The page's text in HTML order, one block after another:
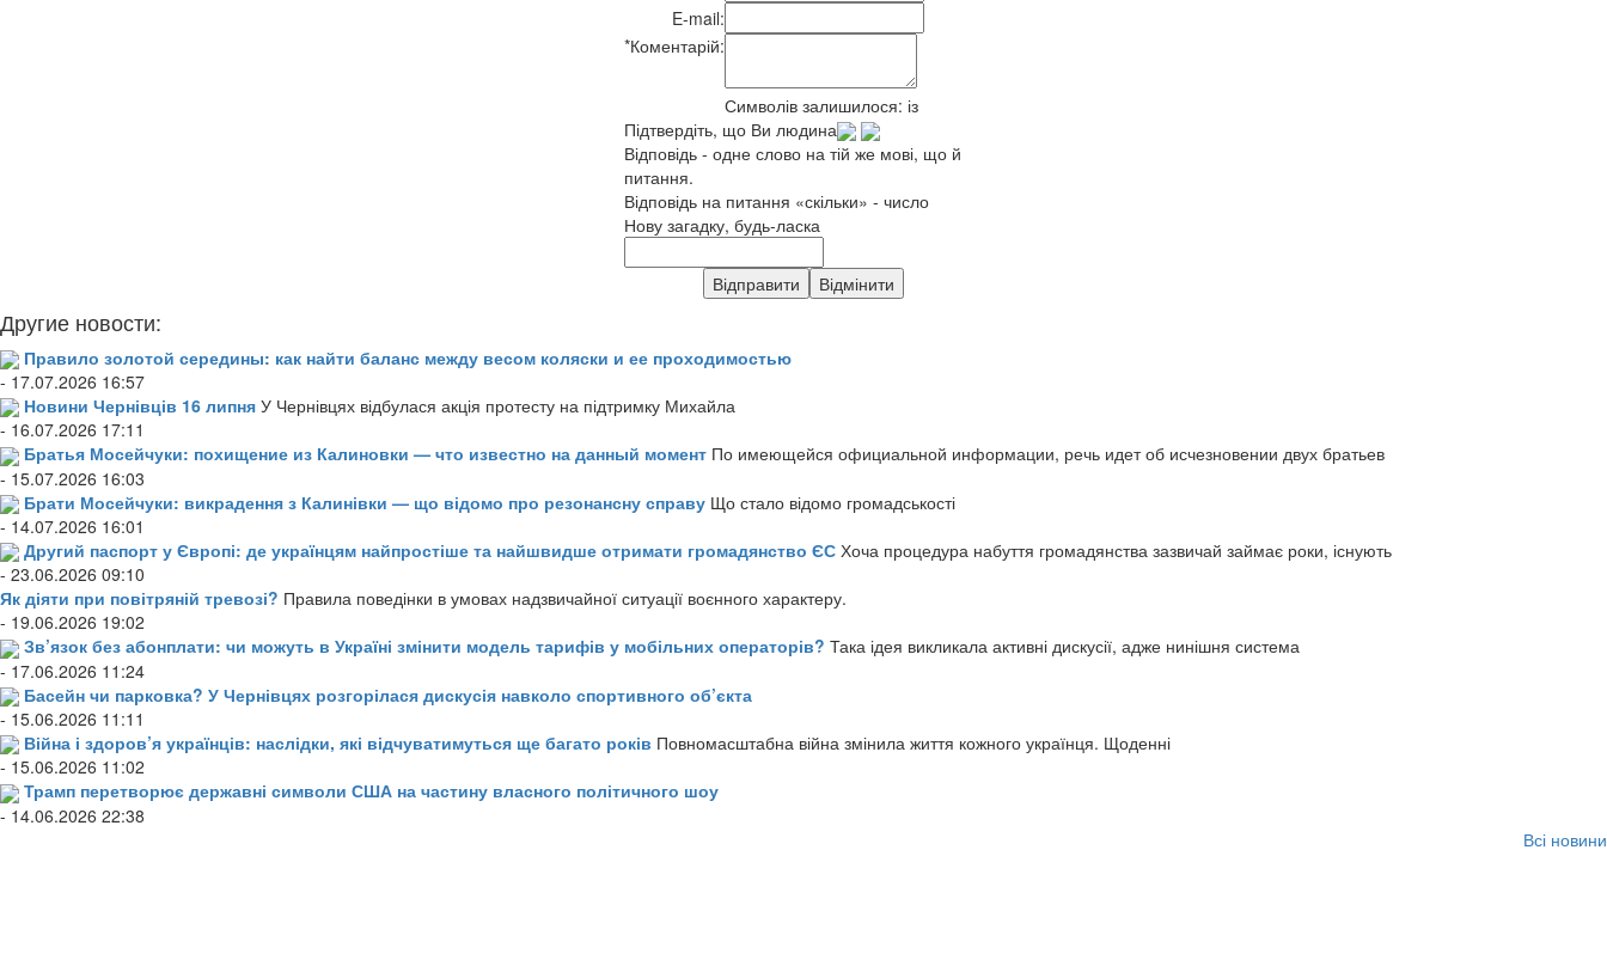
E-mail:
*Коментарій:
Символів залишилося: із
Підтвердіть, що Ви людина
Відповідь - одне слово на тій же мові, що й
питання.
Відповідь на питання «скільки» - число
Нову загадку, будь-ласка
Другие новости:
Правило золотой середины: как найти баланс между весом коляски и ее проходимостью
- 17.07.2026 16:57
Новини Чернівців 16 липня У Чернівцях відбулася акція протесту на підтримку Михайла
- 16.07.2026 17:11
Братья Мосейчуки: похищение из Калиновки — что известно на данный момент По имеющейся официальной информации, речь идет об исчезновении двух братьев
- 15.07.2026 16:03
Брати Мосейчуки: викрадення з Калинівки — що відомо про резонансну справу Що стало відомо громадськості
- 14.07.2026 16:01
Другий паспорт у Європі: де українцям найпростіше та найшвидше отримати громадянство ЄС Хоча процедура набуття громадянства зазвичай займає роки, існують
- 23.06.2026 09:10
Як діяти при повітряній тревозі? Правила поведінки в умовах надзвичайної ситуації воєнного характеру.
- 19.06.2026 19:02
Зв’язок без абонплати: чи можуть в Україні змінити модель тарифів у мобільних операторів? Така ідея викликала активні дискусії, адже нинішня система
- 17.06.2026 11:24
Басейн чи парковка? У Чернівцях розгорілася дискусія навколо спортивного об’єкта
- 15.06.2026 11:11
Війна і здоров’я українців: наслідки, які відчуватимуться ще багато років Повномасштабна війна змінила життя кожного українця. Щоденні
- 15.06.2026 11:02
Трамп перетворює державні символи США на частину власного політичного шоу
- 14.06.2026 22:38
Всі новини